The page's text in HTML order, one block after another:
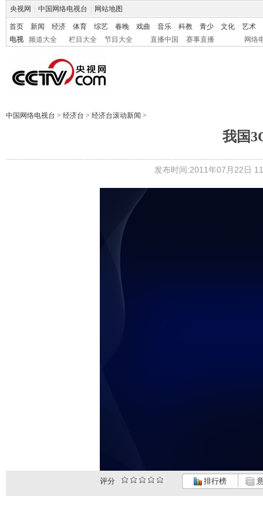
央视网 中国网络电视台 网站地图
首页 新闻 经济 体育 综艺 春晚 戏曲 音乐 科教 青少 文化
艺术
电视
频道大全 栏目大全 节目大全 直播中国 赛事直播 网络
中国网络电视台 > 经济台 > 经济台滚动新闻 >
我国
发布时间:2011年07月22日
评分 排行榜